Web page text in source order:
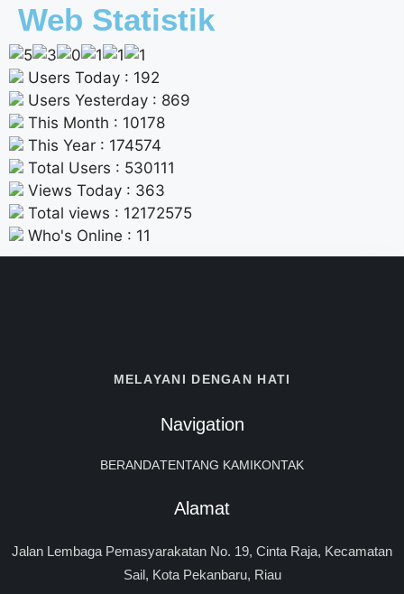
Web Statistik
Users Today : 192
Users Yesterday : 869
This Month : 10178
This Year : 174574
Total Users : 530111
Views Today : 363
Total views : 12172575
Who's Online : 11
MELAYANI DENGAN HATI
Navigation
BERANDATENTANG KAMIKONTAK
Alamat
Jalan Lembaga Pemasyarakatan No. 19, Cinta Raja, Kecamatan
Sail, Kota Pekanbaru, Riau